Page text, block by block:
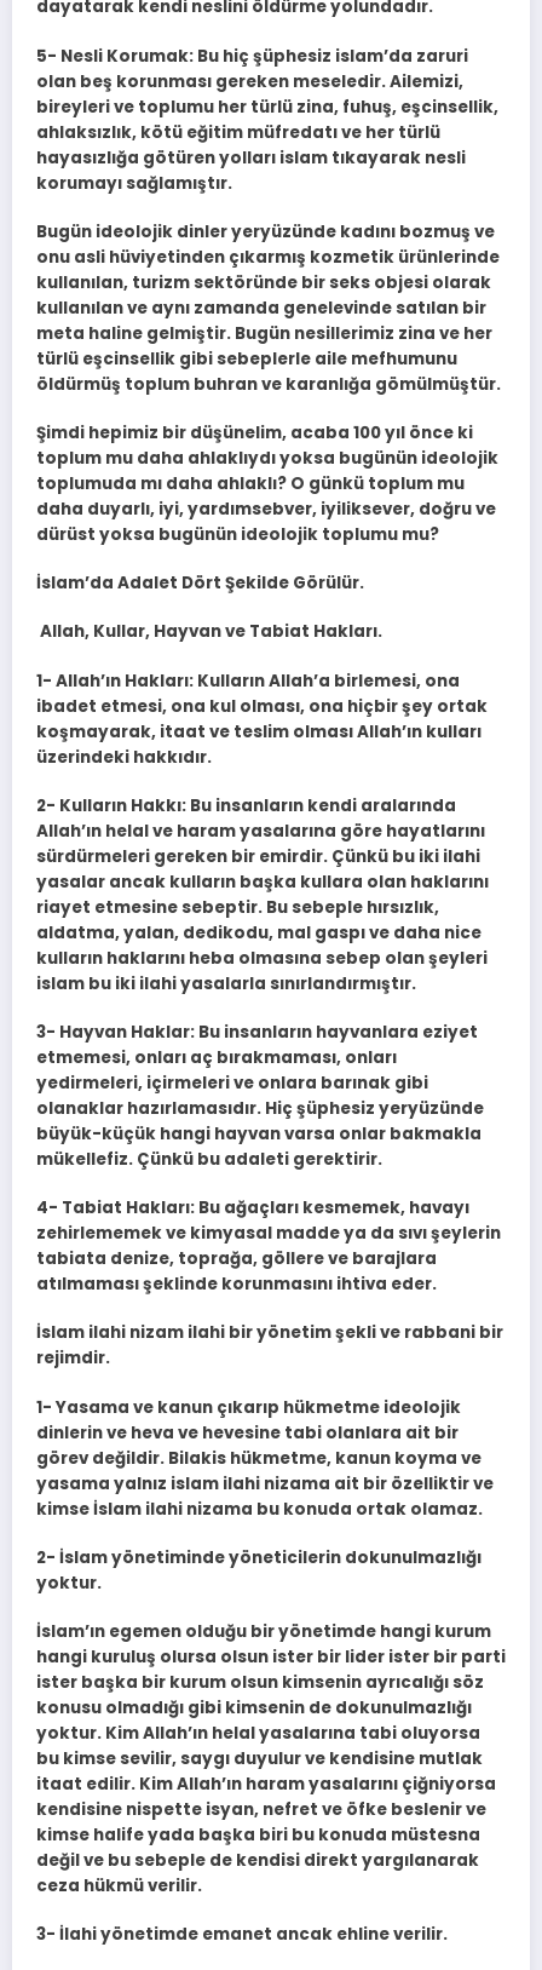
dayatarak kendi neslini öldürme yolundadır.
5- Nesli Korumak: Bu hiç şüphesiz islam’da zaruri
olan beş korunması gereken meseledir. Ailemizi,
bireyleri ve toplumu her türlü zina, fuhuş, eşcinsellik,
ahlaksızlık, kötü eğitim müfredatı ve her türlü
hayasızlığa götüren yolları islam tıkayarak nesli
korumayı sağlamıştır.
Bugün ideolojik dinler yeryüzünde kadını bozmuş ve
onu asli hüviyetinden çıkarmış kozmetik ürünlerinde
kullanılan, turizm sektöründe bir seks objesi olarak
kullanılan ve aynı zamanda genelevinde satılan bir
meta haline gelmiştir. Bugün nesillerimiz zina ve her
türlü eşcinsellik gibi sebeplerle aile mefhumunu
öldürmüş toplum buhran ve karanlığa gömülmüştür.
Şimdi hepimiz bir düşünelim, acaba 100 yıl önce ki
toplum mu daha ahlaklıydı yoksa bugünün ideolojik
toplumuda mı daha ahlaklı? O günkü toplum mu
daha duyarlı, iyi, yardımsebver, iyiliksever, doğru ve
dürüst yoksa bugünün ideolojik toplumu mu?
İslam’da Adalet Dört Şekilde Görülür.
Allah, Kullar, Hayvan ve Tabiat Hakları.
1- Allah’ın Hakları: Kulların Allah’a birlemesi, ona
ibadet etmesi, ona kul olması, ona hiçbir şey ortak
koşmayarak, itaat ve teslim olması Allah’ın kulları
üzerindeki hakkıdır.
2- Kulların Hakkı: Bu insanların kendi aralarında
Allah’ın helal ve haram yasalarına göre hayatlarını
sürdürmeleri gereken bir emirdir. Çünkü bu iki ilahi
yasalar ancak kulların başka kullara olan haklarını
riayet etmesine sebeptir. Bu sebeple hırsızlık,
aldatma, yalan, dedikodu, mal gaspı ve daha nice
kulların haklarını heba olmasına sebep olan şeyleri
islam bu iki ilahi yasalarla sınırlandırmıştır.
3- Hayvan Haklar: Bu insanların hayvanlara eziyet
etmemesi, onları aç bırakmaması, onları
yedirmeleri, içirmeleri ve onlara barınak gibi
olanaklar hazırlamasıdır. Hiç şüphesiz yeryüzünde
büyük-küçük hangi hayvan varsa onlar bakmakla
mükellefiz. Çünkü bu adaleti gerektirir.
4- Tabiat Hakları: Bu ağaçları kesmemek, havayı
zehirlememek ve kimyasal madde ya da sıvı şeylerin
tabiata denize, toprağa, göllere ve barajlara
atılmaması şeklinde korunmasını ihtiva eder.
İslam ilahi nizam ilahi bir yönetim şekli ve rabbani bir
rejimdir.
1- Yasama ve kanun çıkarıp hükmetme ideolojik
dinlerin ve heva ve hevesine tabi olanlara ait bir
görev değildir. Bilakis hükmetme, kanun koyma ve
yasama yalnız islam ilahi nizama ait bir özelliktir ve
kimse İslam ilahi nizama bu konuda ortak olamaz.
2- İslam yönetiminde yöneticilerin dokunulmazlığı
yoktur.
İslam’ın egemen olduğu bir yönetimde hangi kurum
hangi kuruluş olursa olsun ister bir lider ister bir parti
ister başka bir kurum olsun kimsenin ayrıcalığı söz
konusu olmadığı gibi kimsenin de dokunulmazlığı
yoktur. Kim Allah’ın helal yasalarına tabi oluyorsa
bu kimse sevilir, saygı duyulur ve kendisine mutlak
itaat edilir. Kim Allah’ın haram yasalarını çiğniyorsa
kendisine nispette isyan, nefret ve öfke beslenir ve
kimse halife yada başka biri bu konuda müstesna
değil ve bu sebeple de kendisi direkt yargılanarak
ceza hükmü verilir.
3- İlahi yönetimde emanet ancak ehline verilir.